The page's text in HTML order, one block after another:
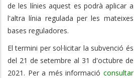
de les línies aquest es podrà aplicar a
l'altra línia regulada per les mateixes
bases reguladores.
El termini per sol·licitar la subvenció és
del 21 de setembre al 31 d'octubre de
2021. Per a més informació consultar